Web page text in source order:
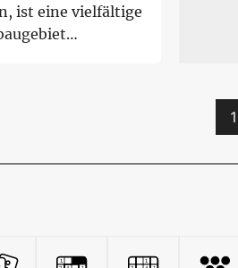
ist eine vielfältige
1